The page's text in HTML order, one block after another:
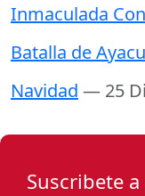
Inmaculada
Batalla de
Navidad — 25
Suscribete